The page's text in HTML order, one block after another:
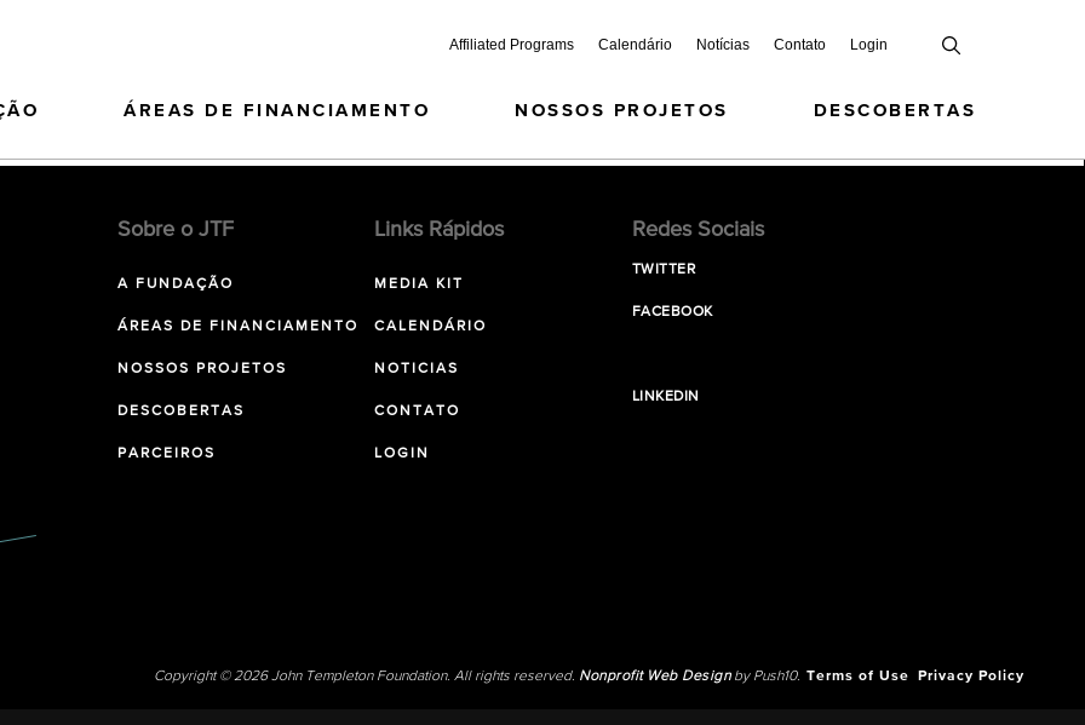
Affiliated Programs Calendário Notícias Contato Login
ÁREAS DE FINANCIAMENTO NOSSOS PROJETOS DESCOBERTAS
Sobre o JTF
A FUNDAÇÃO
ÁREAS DE FINANCIAMENTO
NOSSOS PROJETOS
DESCOBERTAS
PARCEIROS
Links Rápidos
MEDIA KIT
CALENDÁRIO
NOTICIAS
CONTATO
LOGIN
Redes Sociais
TWITTER
FACEBOOK
LINKEDIN
Copyright © 2026 John Templeton Foundation. All rights reserved. Nonprofit Web Designby Push10. Terms of Use Privacy Policy